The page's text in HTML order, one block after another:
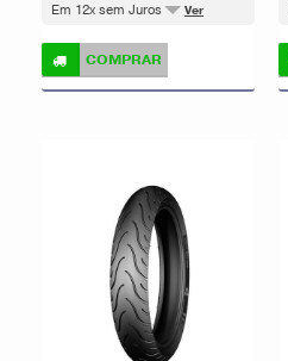
Em 12x sem Juros Ver
COMPRAR